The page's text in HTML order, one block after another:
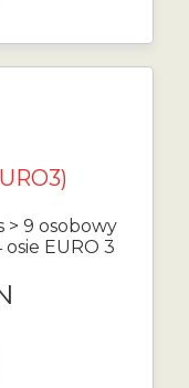
> 9 osobowy
EURO 3